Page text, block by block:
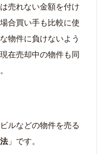
売れない金額を付け
合買い手も比較に使
物件に負けないよう
在売却中の物件も同
ルなどの物件を売る
」です。